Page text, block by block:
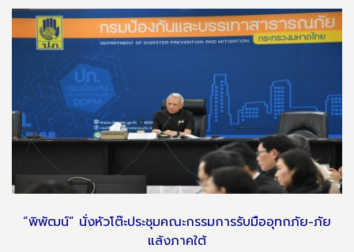
“พิพัฒน์” นั่งหัวโต๊ะประชุมคณะกรรมการรับมืออุทกภัย-ภัย
แล้งภาคใต้